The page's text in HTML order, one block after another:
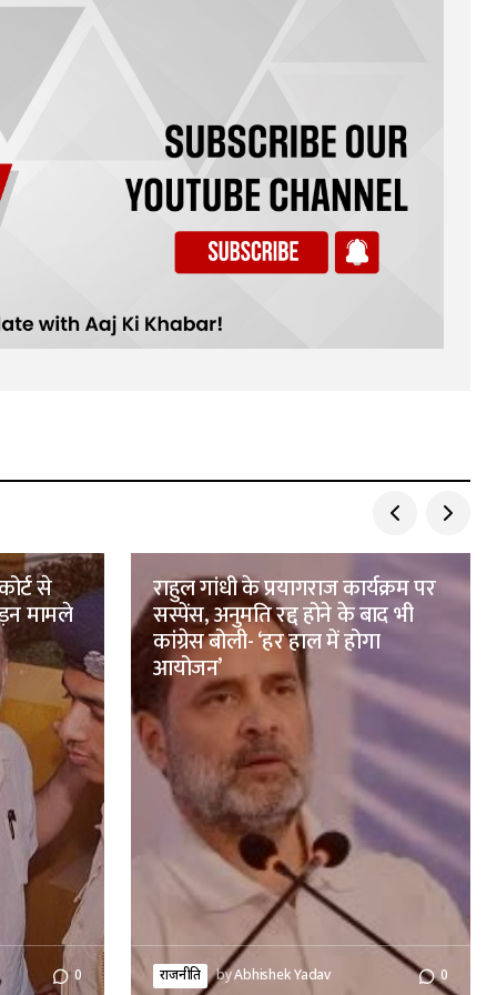
से
मामले
0
राहुल गांधी के प्रयागराज कार्यक्रम पर
सस्पेंस, अनुमति रद्द होने के बाद भी
कांग्रेस बोली- ‘हर हाल में होगा
आयोजन’
राजनीति byAbhishek Yadav 0